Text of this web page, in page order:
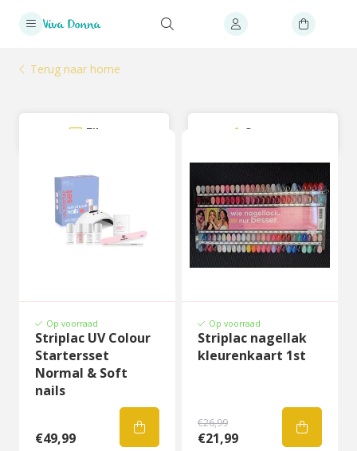
Terug naar home
Filter Sorteer
Op voorraad
Striplac UV Colour
Startersset
Normal & Soft
nails
€49,99
Op voorraad
Striplac nagellak
kleurenkaart 1st
€26,99
€21,99